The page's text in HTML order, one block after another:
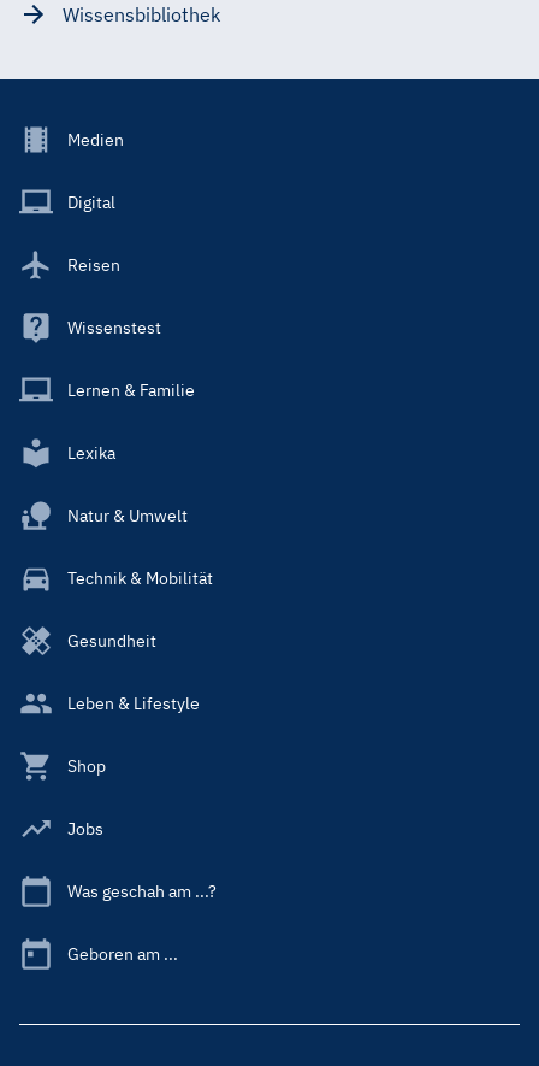
Wissensbibliothek
Footer
Main
Medien
Digital
Reisen
Wissenstest
Lernen & Familie
Lexika
Natur & Umwelt
Technik & Mobilität
Gesundheit
Leben & Lifestyle
Shop
Jobs
Was geschah am ...?
Geboren am ...